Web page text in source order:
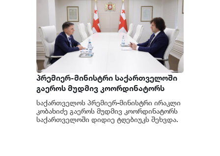
პრემიერ-მინისტრი საქართველოში
გაეროს მუდმივ კოორდინატორს
შეხვდა
საქართველოს პრემიერ-მინისტრი ირაკლი
კობახიძე გაეროს მუდმივ კოორდინატორს
საქართველოში დიდიე ტღებიუკს შეხვდა.